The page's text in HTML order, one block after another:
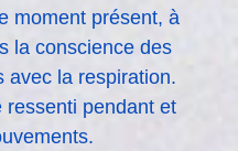
moment présent, à
la conscience des
avec la respiration.
ressenti pendant et